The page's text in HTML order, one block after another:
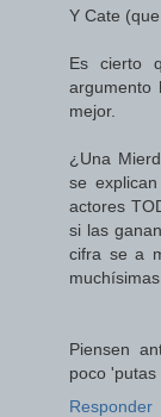
Y Cate
Es cierto
mejor.
¿Una
se
actores
si las
cifra se a
Piensen
poco 'putas
Responder